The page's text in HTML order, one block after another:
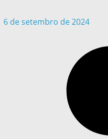
6 de setembro de 2024